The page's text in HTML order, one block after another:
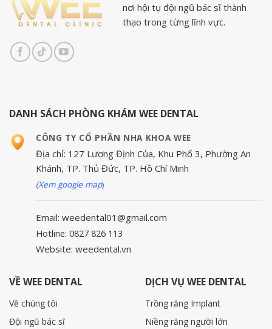
nơi hội tụ đội ngũ bác sĩ thành
thạo trong từng lĩnh vực.
DANH SÁCH PHÒNG KHÁM WEE DENTAL
CÔNG TY CỔ PHẦN NHA KHOA WEE
Địa chỉ: 127 Lương Định Của, Khu Phố 3, Phường An
Khánh, TP. Thủ Đức, TP. Hồ Chí Minh
(Xem google map)
Email: weedental01@gmail.com
Hotline: 0827 826 113
Website: weedental.vn
VỀ WEE DENTAL
Về chúng tôi
Đội ngũ bác sĩ
DỊCH VỤ WEE DENTAL
Trồng răng Implant
Niềng răng người lớn